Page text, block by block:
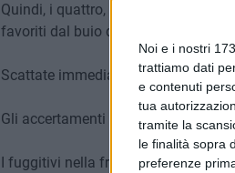
Noi e i nostri
trattiamo dati
e contenuti
tua
tramite la
le finalità sopra
preferenze
Quindi, i quattro, con il viso coperto
favoriti dal buio della notte.
Scattate immediatamente le
Gli accertamenti hanno consentito
I fuggitivi nella fretta di darsi alla